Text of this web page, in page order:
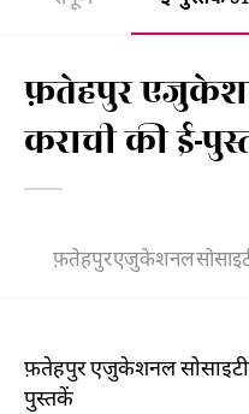
फ़तेहपुर
कराची की ई-
फ़तेहपुर एजुकेशनल सोसाइटी,
फ़तेहपुर एजुकेशनल सोसाइटी,
पुस्तकें